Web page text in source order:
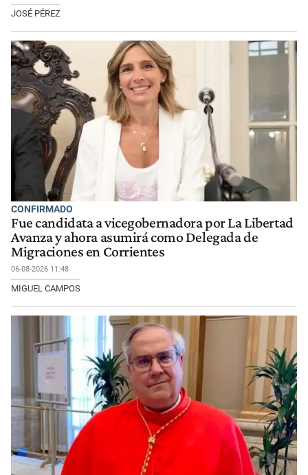
JOSÉ PÉREZ
CONFIRMADO
Fue candidata a vicegobernadora por La Libertad
Avanza y ahora asumirá como Delegada de
Migraciones en Corrientes
06-08-2026 11:48
MIGUEL CAMPOS